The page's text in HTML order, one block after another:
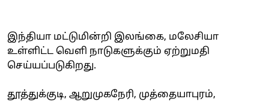
இந்தியா மட்டுமின்றி இலங்கை, மலேசியா
உள்ளிட்ட வெளி நாடுகளுக்கும் ஏற்றுமதி
செய்யப்படுகிறது.
தூத்துக்குடி, ஆறுமுகநேரி, முத்தையாபுரம்,